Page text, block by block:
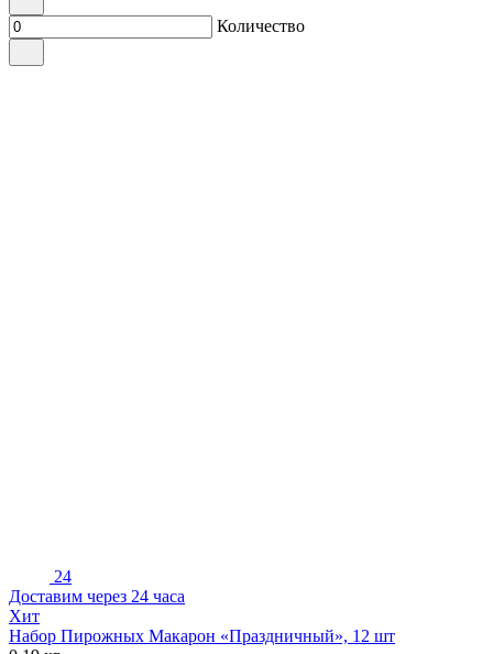
Количество
24
Доставим через 24 часа
Хит
Набор Пирожных Макарон «Праздничный», 12 шт